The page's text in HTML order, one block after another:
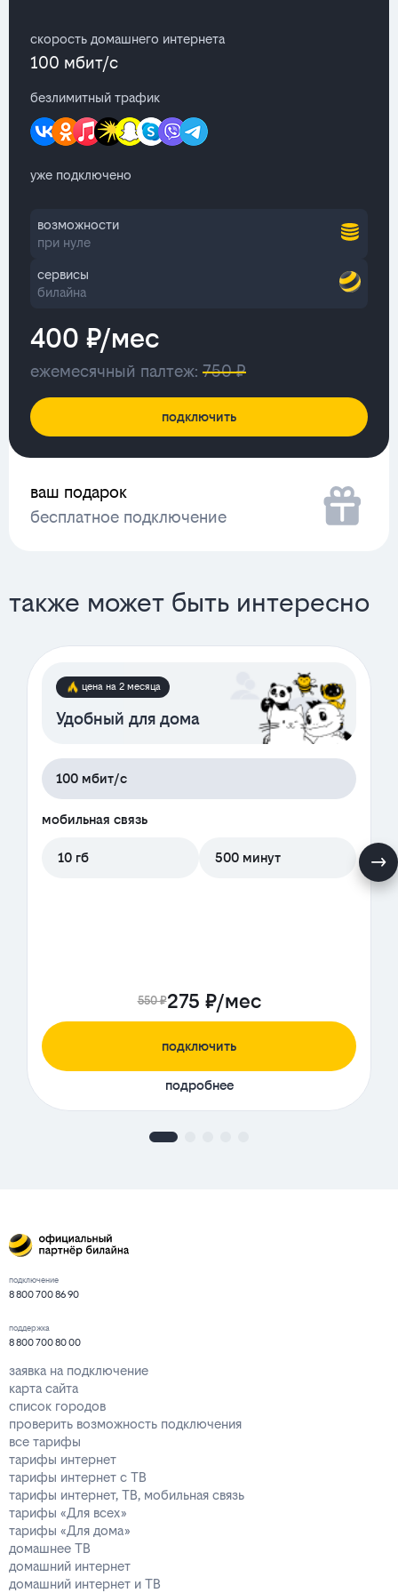
скорость домашнего интернета
100 мбит/с
безлимитный трафик
уже подключено
возможности
при нуле
сервисы
билайна
400 ₽/мес
ежемесячный палтеж: 750 ₽
подключить
ваш подарок
бесплатное подключение
также может быть интересно
цена на 2 месяца
Удобный для дома
100 мбит/с
мобильная связь
10 гб 500 минут
550 ₽275 ₽/мес
подключить
подробнее
подключение
8 800 700 86 90
поддержка
8 800 700 80 00
заявка на подключение
карта сайта
список городов
проверить возможность подключения
все тарифы
тарифы интернет
тарифы интернет с ТВ
тарифы интернет, ТВ, мобильная связь
тарифы «Для всех»
тарифы «Для дома»
домашнее ТВ
домашний интернет
домашний интернет и ТВ